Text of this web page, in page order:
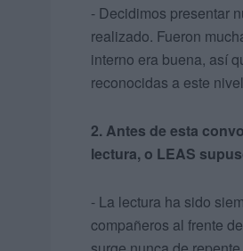
- Decidimos presentar
realizado. Fueron
interno era buena, así
reconocidas a este
2. Antes de esta
lectura, o LEAS
- La lectura ha sido
compañeros al frente